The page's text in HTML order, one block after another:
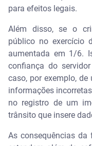
para efeitos legais.
Além disso, se o
público no exercício
aumentada em 1/6.
confiança do
caso, por exemplo,
informações
no registro de um
trânsito que insere
As consequências da